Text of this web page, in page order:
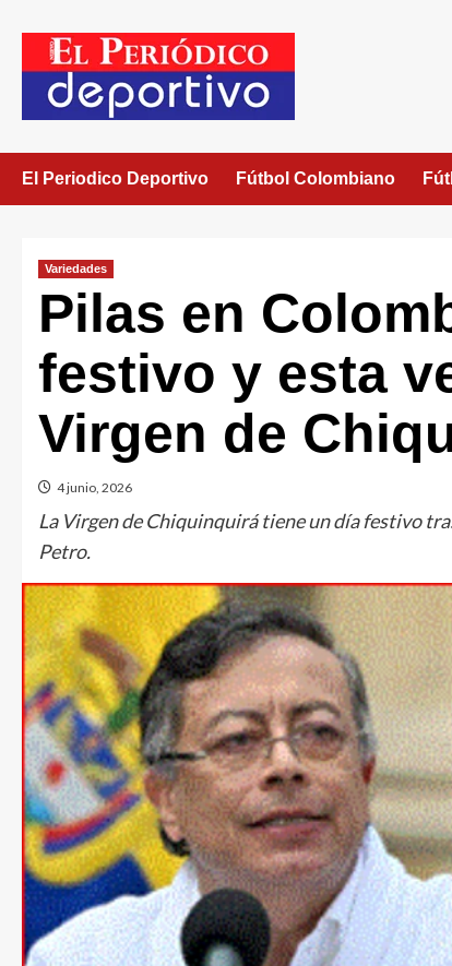
El Periodico Deportivo Fútbol Colombiano
Variedades
Pilas en
festivo y esta
Virgen de
4 junio, 2026
La Virgen de Chiquinquirá tiene un día festivo
Petro.